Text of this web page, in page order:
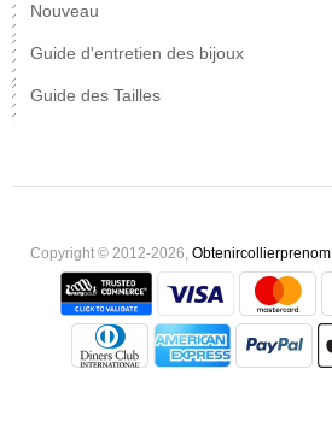
Nouveau
Guide d'entretien des bijoux
Guide des Tailles
Copyright © 2012-2026, Obtenircollierprenom